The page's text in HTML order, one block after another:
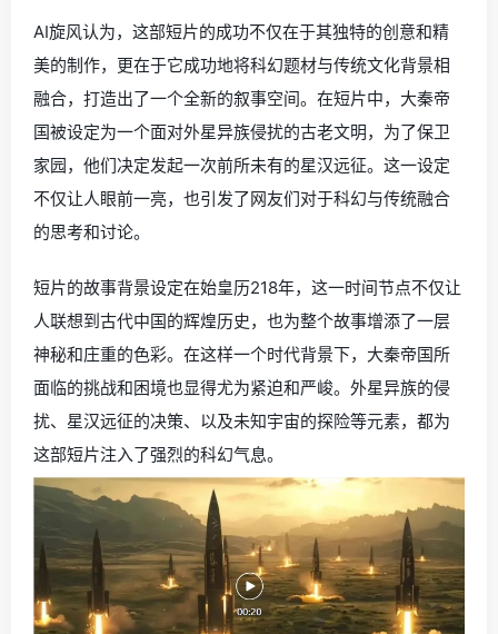
AI旋风认为，这部短片的成功不仅在于其独特的创意和精
美的制作，更在于它成功地将科幻题材与传统文化背景相
融合，打造出了一个全新的叙事空间。在短片中，大秦帝
国被设定为一个面对外星异族侵扰的古老文明，为了保卫
家园，他们决定发起一次前所未有的星汉远征。这一设定
不仅让人眼前一亮，也引发了网友们对于科幻与传统融合
的思考和讨论。
短片的故事背景设定在始皇历218年，这一时间节点不仅让
人联想到古代中国的辉煌历史，也为整个故事增添了一层
神秘和庄重的色彩。在这样一个时代背景下，大秦帝国所
面临的挑战和困境也显得尤为紧迫和严峻。外星异族的侵
扰、星汉远征的决策、以及未知宇宙的探险等元素，都为
这部短片注入了强烈的科幻气息。